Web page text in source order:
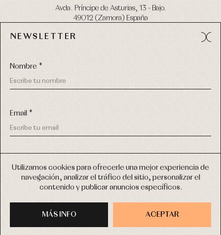
Utilizamos cookies para ofrecerle una mejor experiencia de
navegación, analizar el tráfico del sitio, personalizar el
contenido y publicar anuncios específicos.
ACEPTAR
MÁS INFO
Avda. Príncipe de Asturias, 13 - Bajo.
49012 (Zamora) España
Tel: 980 049 683
COPYRIGHT © 2026 PRIMER BEBÉ.
TODOS LOS DERECHOS RESERVADOS
DISEÑO WEB SGM
NEWSLETTER
Nombre *
Email *
mis datos personales explicada en laPolítica de privacidad
(*) Quiero recibir novedades y comunicaciones comerciales
personalizadas de Primer Bebé a través del email